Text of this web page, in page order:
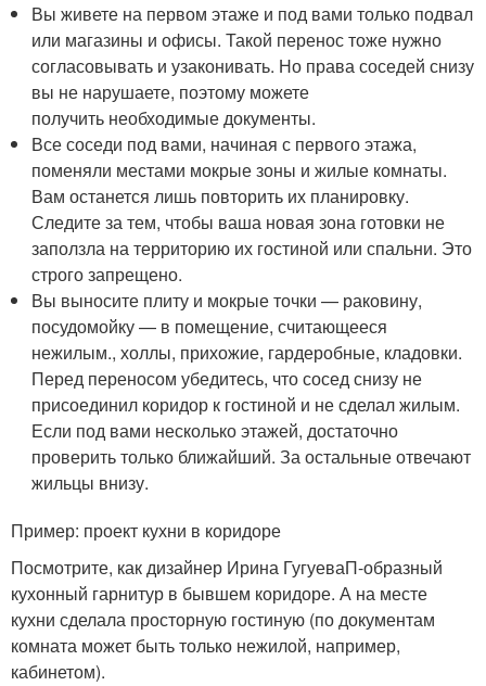
Вы живете на первом этаже и под вами только подвал
или магазины и офисы. Такой перенос тоже нужно
согласовывать и узаконивать. Но права соседей снизу
вы не нарушаете, поэтому можете
получить необходимые документы.
Все соседи под вами, начиная с первого этажа,
поменяли местами мокрые зоны и жилые комнаты.
Вам останется лишь повторить их планировку.
Следите за тем, чтобы ваша новая зона готовки не
заползла на территорию их гостиной или спальни. Это
строго запрещено.
Вы выносите плиту и мокрые точки — раковину,
посудомойку — в помещение, считающееся
нежилым., холлы, прихожие, гардеробные, кладовки.
Перед переносом убедитесь, что сосед снизу не
присоединил коридор к гостиной и не сделал жилым.
Если под вами несколько этажей, достаточно
проверить только ближайший. За остальные отвечают
жильцы внизу.
Пример: проект кухни в коридоре
Посмотрите, как дизайнер Ирина ГугуеваП-образный
кухонный гарнитур в бывшем коридоре. А на месте
кухни сделала просторную гостиную (по документам
комната может быть только нежилой, например,
кабинетом).